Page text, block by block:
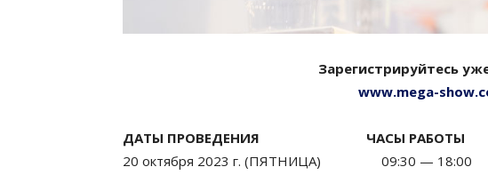
Зарегистрируйтесь
www.mega-
ДАТЫ ПРОВЕДЕНИЯ ЧАСЫ РАБОТЫ
20 октября 2023 г. (ПЯТНИЦА) 09:30 — 18:00